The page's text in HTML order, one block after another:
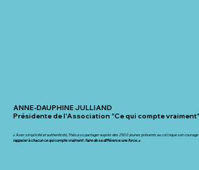
ANNE-DAUPHINE JULLIAND
Présidente de l'Association "Ce qui compte vraiment"
« Avec simplicité et authenticité, Théo a su partager auprès des 2500 jeunes présents au colloque son
rappeler à chacun ce qui compte vraiment : faire de sa différence une force. »